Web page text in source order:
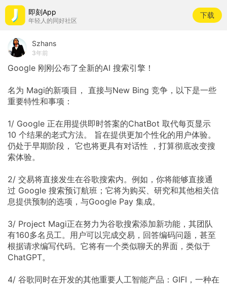
即刻App
年轻人的同好社区
下载
Szhans
3年前
Google 刚刚公布了全新的AI 搜索引擎！
名为 Magi的新项目， 直接与New Bing 竞争，以下是一些
重要特性和事项：
1/ Google 正在用提供即时答案的ChatBot 取代每页显示
10 个结果的老式方法。
旨在提供更加个性化的用户体验。
仍处于早期阶段， 它也将更具有对话性
，打算彻底改变搜
索体验。
2/ 交易将直接发生在谷歌搜索内。例如，你将能够直接通
过 Google 搜索预订航班；它将为购买、研究和其他相关信
息提供预制的选项，与Google Pay 集成。
3/ Project Magi正在努力为谷歌搜索添加新功能，其团队
有160多名员工。用户可以完成交易，回答编码问题，甚至
根据请求编写代码。它将有一个类似聊天的界面，类似于
ChatGPT。
4/ 谷歌同时在开发的其他重要人工智能产品：GIFI，一种在